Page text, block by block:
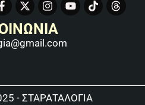
- ΣΤΑΡΑΤΑΛΟΓΙΑ